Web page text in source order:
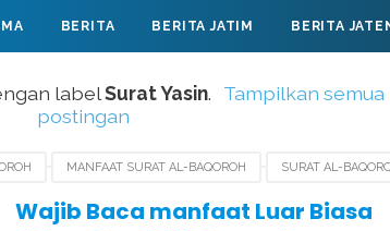
BERITA BERITA JATIM BERITA
labelSurat Yasin.
Tampilkan semua
postingan
MANFAAT SURAT AL-BAQOROH SURAT AL-
Wajib Baca manfaat Luar Biasa